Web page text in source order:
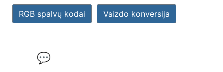
RGB spalvų kodai Vaizdo konversija
💬